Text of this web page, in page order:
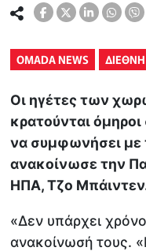
OMADA NEWS ΔΙΕΘΝΗ
Οι ηγέτες των
κρατούνται
να συμφωνήσει με
ανακοίνωσε την
ΗΠΑ, Τζο
«Δεν υπάρχει
ανακοίνωσή τους.